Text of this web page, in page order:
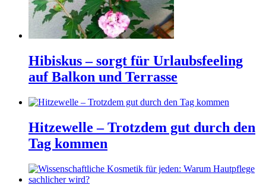
Hibiskus – sorgt für Urlaubsfeeling
auf Balkon und Terrasse
Hitzewelle – Trotzdem gut durch den
Tag kommen